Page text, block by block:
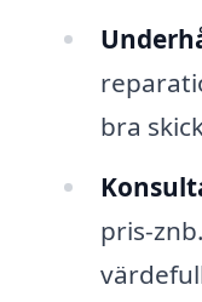
bra
pris-